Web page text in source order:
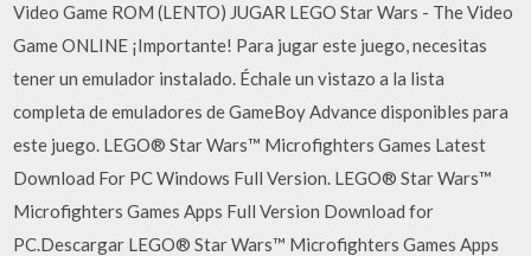
Video Game ROM (LENTO) JUGAR LEGO Star Wars - The Video
Game ONLINE ¡Importante! Para jugar este juego, necesitas
tener un emulador instalado. Échale un vistazo a la lista
completa de emuladores de GameBoy Advance disponibles para
este juego. LEGO® Star Wars™ Microfighters Games Latest
Download For PC Windows Full Version. LEGO® Star Wars™
Microfighters Games Apps Full Version Download for
PC.Descargar LEGO® Star Wars™ Microfighters Games Apps